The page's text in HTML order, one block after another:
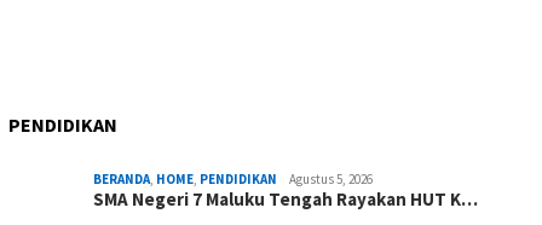
PENDIDIKAN
BERANDA, HOME, PENDIDIKAN Agustus 5, 2026
SMA Negeri 7 Maluku Tengah Rayakan HUT K…